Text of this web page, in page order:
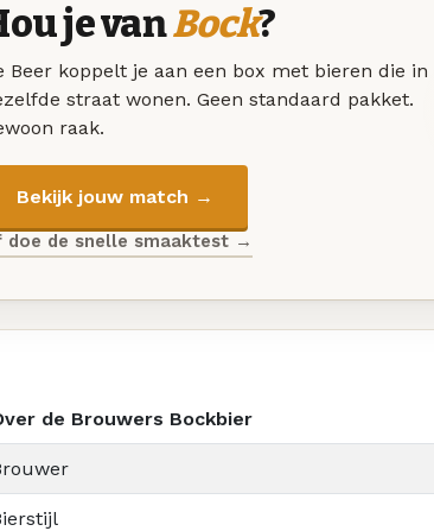
je vanBock?
Beer koppelt je aan een box met bieren die in
straat wonen. Geen standaard pakket.
raak.
Bekijk jouw match →
doe de snelle smaaktest →
de Brouwers Bockbier